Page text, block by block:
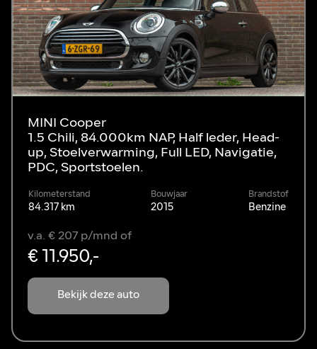
MINI Cooper
1.5 Chili, 84.000km NAP, Half leder, Head-
up, Stoelverwarming, Full LED, Navigatie,
PDC, Sportstoelen.
Kilometerstand
84.317 km
Bouwjaar
2015
Brandstof
Benzine
Bekijk deze auto
v.a. € 207 p/mnd of
€ 11.950,-